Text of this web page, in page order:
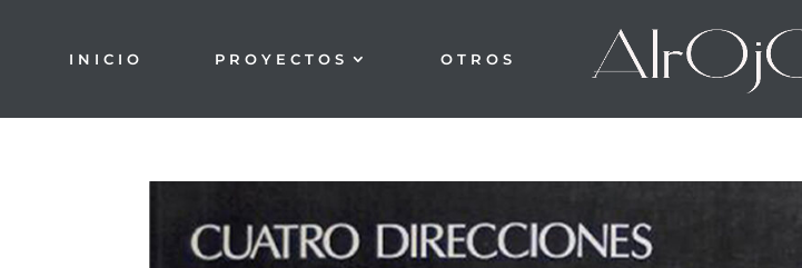
INICIO PROYECTOS OTROS